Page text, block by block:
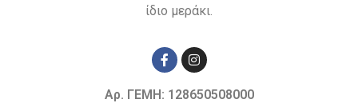
ίδιο μεράκι.
Αρ. ΓΕΜΗ: 128650508000